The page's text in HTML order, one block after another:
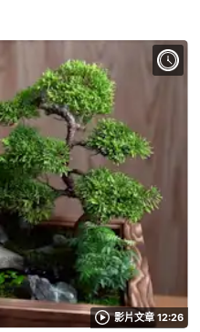
影片文章 12:26